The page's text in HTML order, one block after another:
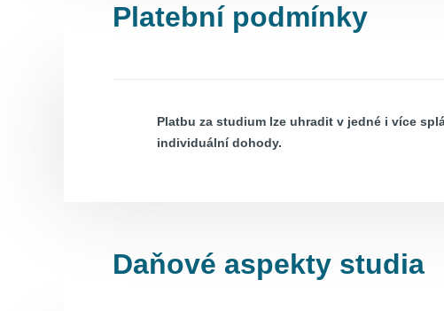
Platební podmínky
Platbu za studium lze uhradit v jedné i více
individuální dohody.
Daňové aspekty studia